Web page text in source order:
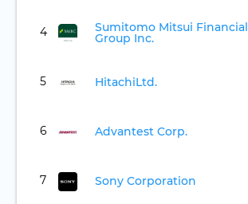
4 Sumitomo Mitsui Financial
Group Inc.
5 HitachiLtd.
6 Advantest Corp.
7 Sony Corporation